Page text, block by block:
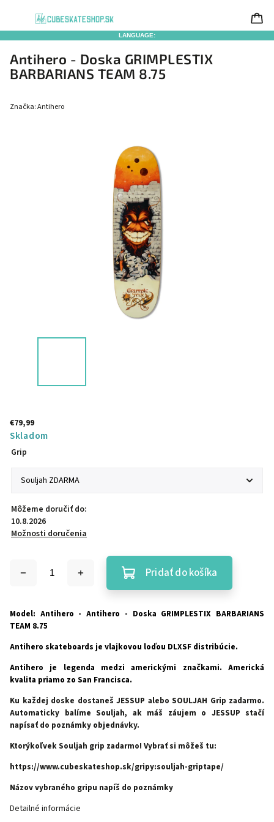
LANGUAGE:
Antihero - Doska GRIMPLESTIX
BARBARIANS TEAM 8.75
Značka:Antihero
€79,99
Skladom
Grip
Môžeme doručiť do:
10.8.2026
Možnosti doručenia
Pridať do košíka
Model: Antihero - Antihero - Doska GRIMPLESTIX BARBARIANS
TEAM 8.75
Antihero skateboards je vlajkovou loďou DLXSF distribúcie.
Antihero je legenda medzi americkými značkami. Americká
kvalita priamo zo San Francisca.
Ku každej doske dostaneš JESSUP alebo SOULJAH Grip zadarmo.
Automaticky balíme Souljah, ak máš záujem o JESSUP stačí
napísať do poznámky objednávky.
Ktorýkoľvek Souljah grip zadarmo! Vybrať si môžeš tu:
https://www.cubeskateshop.sk/gripy:souljah-griptape/
Názov vybraného gripu napíš do poznámky
Detailné informácie